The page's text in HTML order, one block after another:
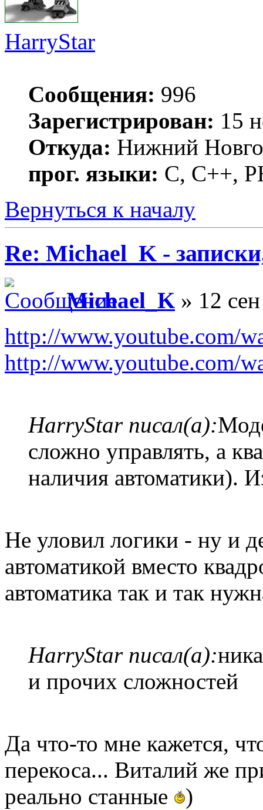
HarryStar
Сообщения: 996
Зарегистрирован: 15
Откуда: Нижний
прог. языки: С, С++,
Вернуться к началу
Re: Michael_K -
Michael_K » 12
http://www.youtube.com/
http://www.youtube.com/
HarryStar писал(а):
сложно управлять, а
наличия автоматики).
Не уловил логики - ну и
автоматикой вместо
автоматика так и так
HarryStar писал(а):
и прочих сложностей
Да что-то мне кажется,
перекоса... Виталий же
реально станные
)